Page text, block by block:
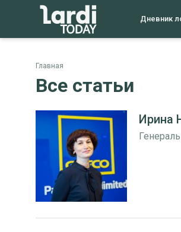
Дневник
Главная
Все статьи
Ирина